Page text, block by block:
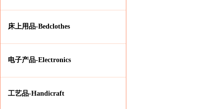
床上用品-Bedclothes
电子产品-Electronics
工艺品-Handicraft